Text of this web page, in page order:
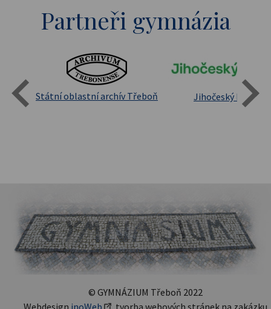
Partneři gymnázia
Státní oblastní archív Třeboň Jihočeský kraj
© GYMNÁZIUM Třeboň 2022
Webdesign inoWeb , tvorba webových stránek na zakázku